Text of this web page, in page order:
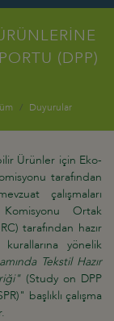
(DPP)
Duyurular
Ürünler için Eko-
tarafından
çalışmaları
Ortak
tarafından hazır
yönelik
Tekstil Hazır
(Study on DPP
başlıklı çalışma